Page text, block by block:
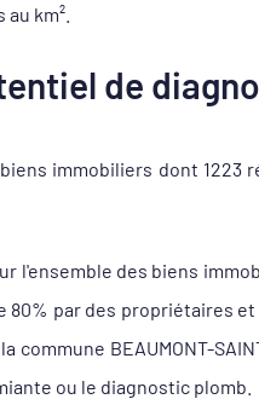
km².
de
biens immobiliers dont
des biens
80% par des propriétaires
BEAUMONT-
ou le diagnostic plomb.